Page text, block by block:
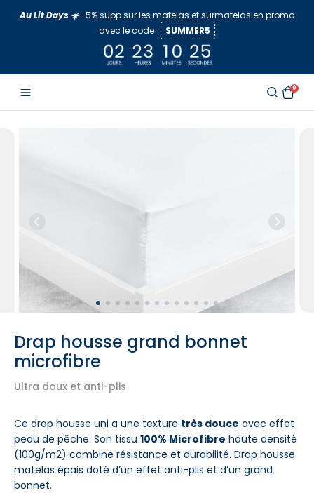
AllerAu Lit Days ☀️-5% supp sur les matelas et surmatelas en promo
avec le code
SUMMER5
0
Drap housse grand bonnet
microfibre
Ultra doux et anti-plis
Ce drap housse uni a une texture très douce avec effet
peau de pêche. Son tissu 100% Microfibre haute densité
(100g/m2) combine résistance et durabilité. Drap housse
matelas épais doté d’un effet anti-plis et d’un grand
bonnet.